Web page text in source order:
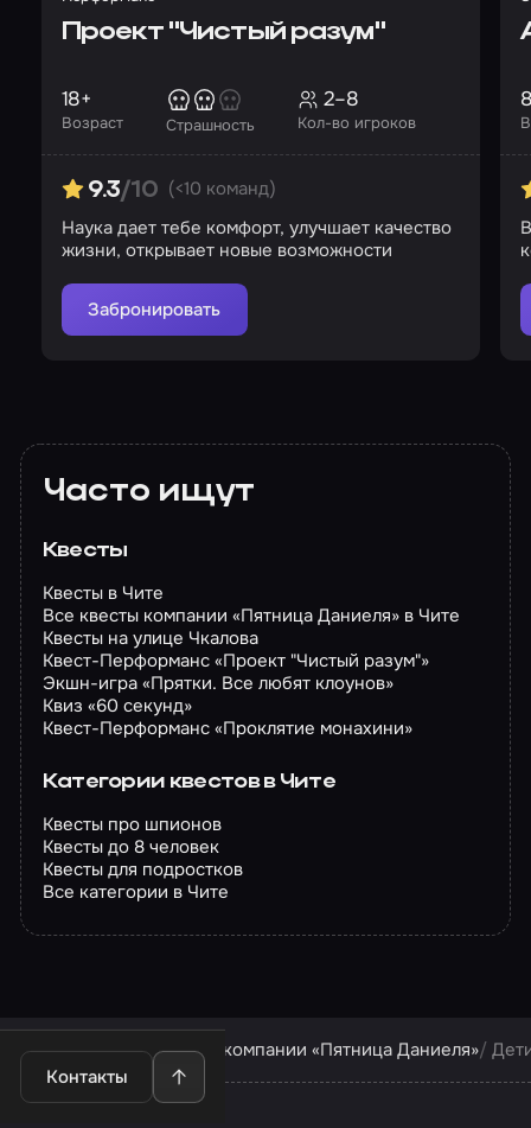
Проект "Чистый разум"
Возраст
18+
Страшность Кол-во игроков
2–8
9.3/10 (<10 команд)
Наука дает тебе комфорт, улучшает качество
жизни, открывает новые возможности
Забронировать
Часто ищут
Квесты
Квесты в Чите
Все квесты компании «Пятница Даниеля» в Чите
Квесты на улице Чкалова
Квест-Перформанс «Проект "Чистый разум"»
Экшн-игра «Прятки. Все любят клоунов»
Квиз «60 секунд»
Квест-Перформанс «Проклятие монахини»
Категории квестов в Чите
Квесты про шпионов
Квесты до 8 человек
Квесты для подростков
Все категории в Чите
Контакты
Квесты в Чите Квесты компании «Пятница Даниеля»